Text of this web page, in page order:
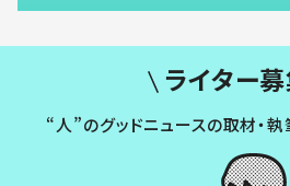
ライター募
“人”のグッドニュースの取材・